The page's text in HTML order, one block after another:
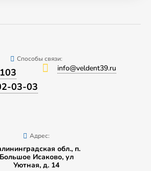
Способы связи:
03-03
info@veldent39.ru
Адрес:
обл., п.
Большое Исаково, ул
Уютная, д. 14